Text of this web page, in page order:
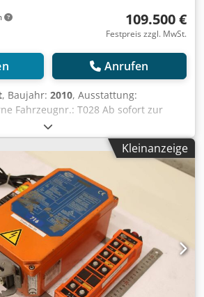
109.500 €
Festpreis zzgl. MwSt.
Anrufen
, Baujahr: 2010, Ausstattung:
Fahrzeugnr.: T028 Ab sofort zur
Hof in Kaufungen Mehr INFO
GmbH (Deutsch, English,
* Viktoria Sologubova (Polnisch,
English) Hersteller: Manitowoc
Lastmoment 1230kNm Trage 45
2.5 m Traglast 35 t bei Reichweite 3
125 kNm Reichweite 34 m
360-Grad-Drehung Kombinierter
HINO E 13 C, 6 Zylinder,
bei 1.800 min Drehmoment: 1.930
: ca. 5.900
* Interne Nummer: T028 *
Kleinanzeige